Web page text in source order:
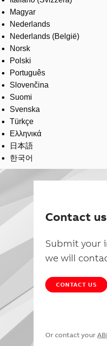
Magyar
Nederlands
Nederlands (België)
Norsk
Polski
Português
Slovenčina
Suomi
Svenska
Türkçe
Ελληνικά
日本語
한국어
Contact us
Submit your
we will
CONTACT US
Or contact your